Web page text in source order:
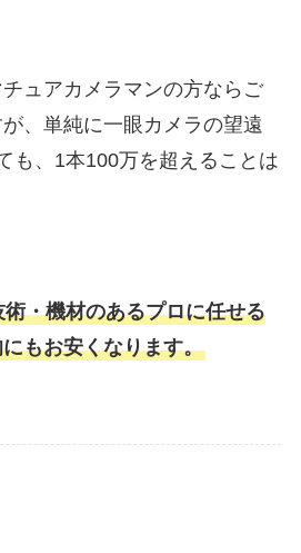
ュアカメラマンの方ならご
、単純に一眼カメラの望遠
も、1本100万を超えることは
・機材のあるプロに任せる
もお安くなります。